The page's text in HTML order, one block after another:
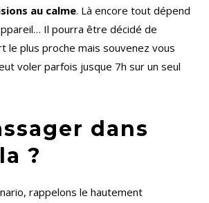
au calme. Là encore tout dépend
Il pourra être décidé de
le plus proche mais souvenez vous
voler parfois jusque 7h sur un seul
dans
?
rappelons le hautement